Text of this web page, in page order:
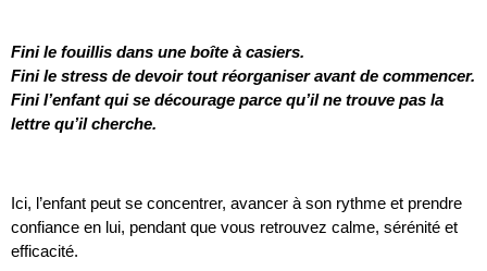
Fini le fouillis dans une boîte à casiers.
Fini le stress de devoir tout réorganiser avant de commencer.
Fini l’enfant qui se décourage parce qu’il ne trouve pas la
lettre qu’il cherche.
Ici, l’enfant peut se concentrer, avancer à son rythme et prendre
confiance en lui, pendant que vous retrouvez calme, sérénité et
efficacité.